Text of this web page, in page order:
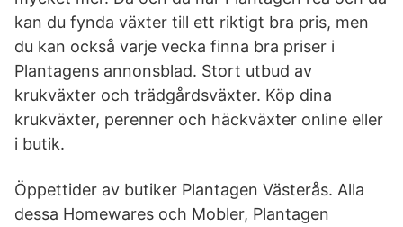
kan du fynda växter till ett riktigt bra pris, men
du kan också varje vecka finna bra priser i
Plantagens annonsblad. Stort utbud av
krukväxter och trädgårdsväxter. Köp dina
krukväxter, perenner och häckväxter online eller
i butik.
Öppettider av butiker Plantagen Västerås. Alla
dessa Homewares och Mobler, Plantagen